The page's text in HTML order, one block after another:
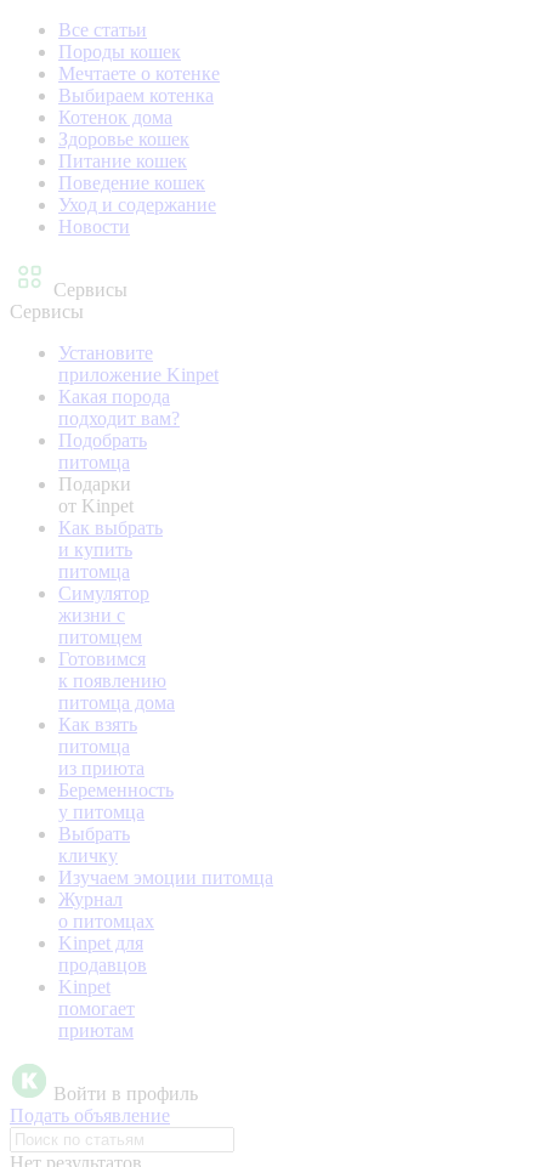
Все статьи
Породы кошек
Мечтаете о котенке
Выбираем котенка
Котенок дома
Здоровье кошек
Питание кошек
Поведение кошек
Уход и содержание
Новости
Сервисы
Сервисы
Установите
приложение Kinpet
Какая порода
подходит вам?
Подобрать
питомца
Подарки
от Kinpet
Как выбрать
и купить
питомца
Симулятор
жизни с
питомцем
Готовимся
к появлению
питомца дома
Как взять
питомца
из приюта
Беременность
у питомца
Выбрать
кличку
Изучаем эмоции питомца
Журнал
о питомцах
Kinpet для
продавцов
Kinpet
помогает
приютам
Войти в профиль
Подать объявление
Нет результатов